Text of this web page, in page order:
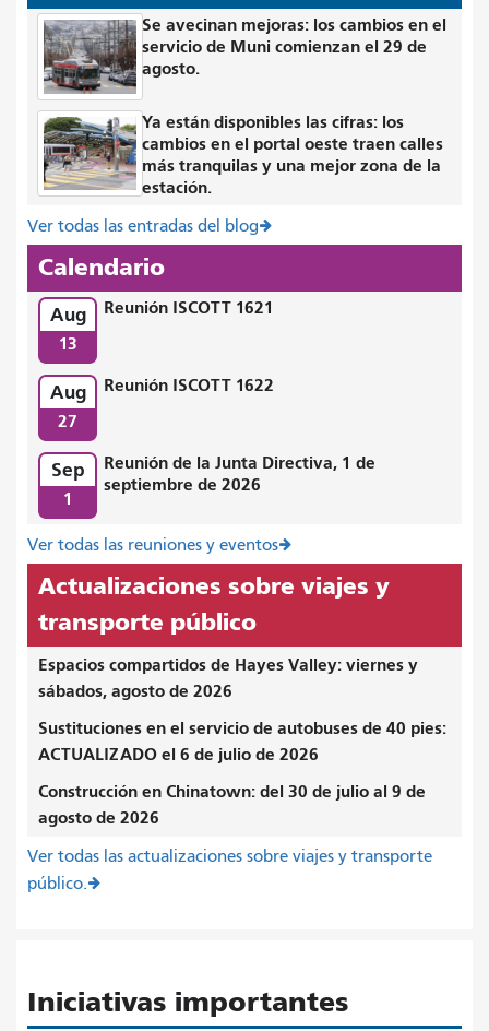
Se avecinan mejoras: los cambios en el
servicio de Muni comienzan el 29 de
agosto.
Ya están disponibles las cifras: los
cambios en el portal oeste traen calles
más tranquilas y una mejor zona de la
estación.
Ver todas las entradas del blog
Calendario
Aug
13
Reunión ISCOTT 1621
Aug
27
Reunión ISCOTT 1622
Sep
1
Reunión de la Junta Directiva, 1 de
septiembre de 2026
Ver todas las reuniones y eventos
Actualizaciones sobre viajes y
transporte público
Espacios compartidos de Hayes Valley: viernes y
sábados, agosto de 2026
Sustituciones en el servicio de autobuses de 40 pies:
ACTUALIZADO el 6 de julio de 2026
Construcción en Chinatown: del 30 de julio al 9 de
agosto de 2026
Ver todas las actualizaciones sobre viajes y transporte
público.
Iniciativas importantes